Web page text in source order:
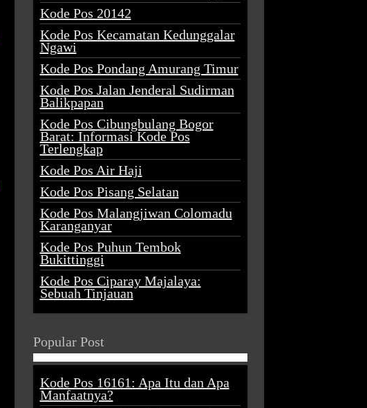
Kode Pos 20142
Kode Pos Kecamatan Kedunggalar
Ngawi
Kode Pos Pondang Amurang Timur
Kode Pos Jalan Jenderal Sudirman
Balikpapan
Kode Pos Cibungbulang Bogor
Barat: Informasi Kode Pos
Terlengkap
Kode Pos Air Haji
Kode Pos Pisang Selatan
Kode Pos Malangjiwan Colomadu
Karanganyar
Kode Pos Puhun Tembok
Bukittinggi
Kode Pos Ciparay Majalaya:
Sebuah Tinjauan
Popular Post
Kode Pos 16161: Apa Itu dan Apa
Manfaatnya?